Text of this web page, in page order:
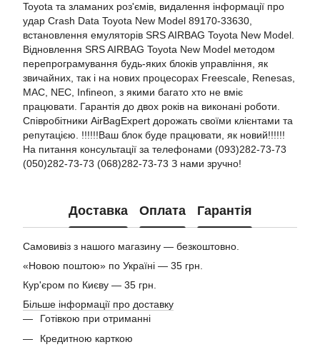
Toyota та зламаних роз'ємів, видалення інформації про
удар Crash Data Toyota New Model 89170-33630,
встановлення емуляторів SRS AIRBAG Toyota New Model.
Відновлення SRS AIRBAG Toyota New Model методом
перепрограмування будь-яких блоків управління, як
звичайних, так і на нових процесорах Freescale, Renesas,
MAC, NEC, Infineon, з якими багато хто не вміє
працювати. Гарантія до двох років на виконані роботи.
Співробітники AirBagExpert дорожать своїми клієнтами та
репутацією. !!!!!!Ваш блок буде працювати, як новий!!!!!!
На питання консультації за телефонами (093)282-73-73
(050)282-73-73 (068)282-73-73 З нами зручно!
Доставка Оплата Гарантія
Самовивіз з нашого магазину — безкоштовно.
«Новою поштою» по Україні — 35 грн.
Кур'єром по Києву — 35 грн.
Більше інформації про доставку
Готівкою при отриманні
Кредитною карткою